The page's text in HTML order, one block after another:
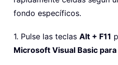
fondo específicos.
1. Pulse las teclas Alt + F11
Microsoft Visual Basic